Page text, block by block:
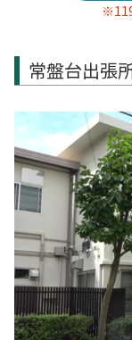
常盤台出張